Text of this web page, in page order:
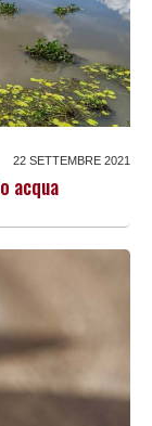
22 SETTEMBRE 2021
acqua